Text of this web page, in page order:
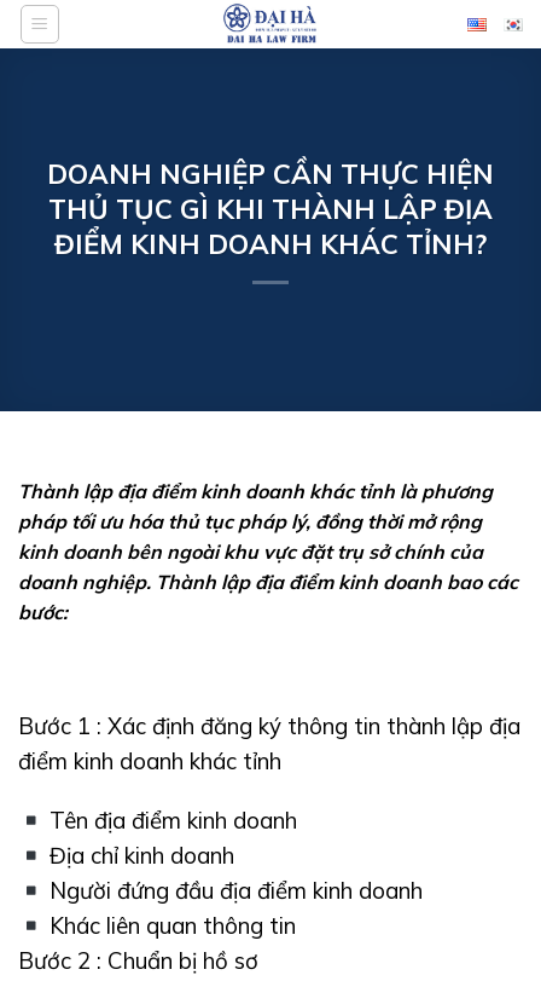
Bỏ
qua
DOANH NGHIỆP CẦN THỰC HIỆN
THỦ TỤC GÌ KHI THÀNH LẬP ĐỊA
ĐIỂM KINH DOANH KHÁC TỈNH?
Thành lập địa điểm kinh doanh khác tỉnh là phương
pháp tối ưu hóa thủ tụcpháp lý, đồng thờimở rộng
kinh doanh bên ngoài khu vực đặt trụ sởchính của
doanh nghiệp. Thành lập địa điểm kinh doanh bao các
bước:
Bước 1 : Xác định đăng ký thông tin thành lập địa
điểm kinh doanh khác tỉnh
Tên địa điểm kinh doanh
Địa chỉ kinh doanh
Người đứng đầu địa điểm kinh doanh
Khác liên quan thông tin
Bước 2 : Chuẩn bị hồ sơ